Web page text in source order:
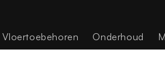
Vloertoebehoren Onderhoud